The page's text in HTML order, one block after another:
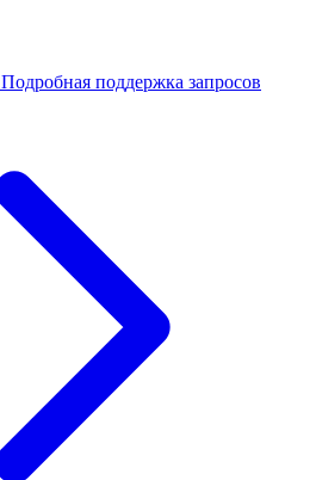
Подробная поддержка запросов